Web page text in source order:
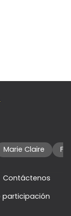
Marie Claire
Contáctenos
participación